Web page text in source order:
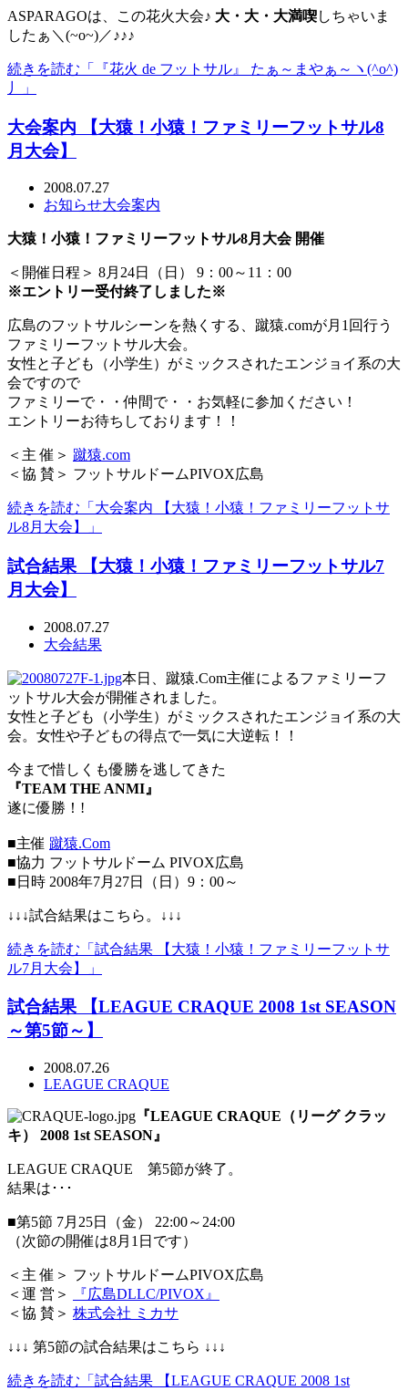
ASPARAGOは、この花火大会♪ 大・大・大満喫しちゃいま
したぁ＼(~o~)／♪♪♪
続きを読む「『花火 de フットサル』 たぁ～まやぁ～ヽ(^o^)
丿」
大会案内 【大猿！小猿！ファミリーフットサル8
月大会】
2008.07.27
お知らせ大会案内
大猿！小猿！ファミリーフットサル8月大会 開催
＜開催日程＞ 8月24日（日） 9：00～11：00
※エントリー受付終了しました※
広島のフットサルシーンを熱くする、蹴猿.comが月1回行う
ファミリーフットサル大会。
女性と子ども（小学生）がミックスされたエンジョイ系の大
会ですので
ファミリーで・・仲間で・・お気軽に参加ください！
エントリーお待ちしております！！
＜主 催＞ 蹴猿.com
＜協 賛＞ フットサルドームPIVOX広島
続きを読む「大会案内 【大猿！小猿！ファミリーフットサ
ル8月大会】」
試合結果 【大猿！小猿！ファミリーフットサル7
月大会】
2008.07.27
大会結果
本日、蹴猿.Com主催によるファミリーフ
ットサル大会が開催されました。
女性と子ども（小学生）がミックスされたエンジョイ系の大
会。女性や子どもの得点で一気に大逆転！！
今まで惜しくも優勝を逃してきた
『TEAM THE ANMI』
遂に優勝！!
■主催 蹴猿.Com
■協力 フットサルドーム PIVOX広島
■日時 2008年7月27日（日）9：00～
↓↓↓試合結果はこちら。↓↓↓
続きを読む「試合結果 【大猿！小猿！ファミリーフットサ
ル7月大会】」
試合結果 【LEAGUE CRAQUE 2008 1st SEASON
～第5節～】
2008.07.26
LEAGUE CRAQUE
『LEAGUE CRAQUE（リーグ クラッ
キ） 2008 1st SEASON』
LEAGUE CRAQUE 第5節が終了。
結果は･･･
■第5節 7月25日（金） 22:00～24:00
（次節の開催は8月1日です）
＜主 催＞ フットサルドームPIVOX広島
＜運 営＞
『広島DLLC/PIVOX』
＜協 賛＞ 株式会社 ミカサ
↓↓↓ 第5節の試合結果はこちら ↓↓↓
続きを読む「試合結果 【LEAGUE CRAQUE 2008 1st